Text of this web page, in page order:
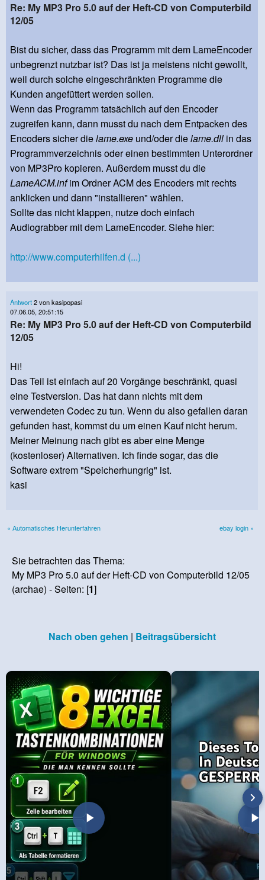
Re: My MP3 Pro 5.0 auf der Heft-CD von Computerbild
12/05
Bist du sicher, dass das Programm mit dem LameEncoder
unbegrenzt nutzbar ist? Das ist ja meistens nicht gewollt,
weil durch solche eingeschränkten Programme die
Kunden angefüttert werden sollen.
Wenn das Programm tatsächlich auf den Encoder
zugreifen kann, dann musst du nach dem Entpacken des
Encoders sicher dielame.exe und/oder dielame.dll in das
Programmverzeichnis oder einen bestimmten Unterordner
von MP3Pro kopieren. Außerdem musst du die
LameACM.infim Ordner ACM des Encoders mit rechts
anklicken und dann "installieren" wählen.
Sollte das nicht klappen, nutze doch einfach
Audiograbber mit dem LameEncoder. Siehe hier:
http://www.computerhilfen.d (...)
Antwort2 von kasipopasi
07.06.05, 20:51:15
Re: My MP3 Pro 5.0 auf der Heft-CD von Computerbild
12/05
Hi!
Das Teil ist einfach auf 20 Vorgänge beschränkt, quasi
eine Testversion. Das hat dann nichts mit dem
verwendeten Codec zu tun. Wenn du also gefallen daran
gefunden hast, kommst du um einen Kauf nicht herum.
Meiner Meinung nach gibt es aber eine Menge
(kostenloser) Alternativen. Ich finde sogar, das die
Software extrem "Speicherhungrig" ist.
kasi
« Automatisches Herunterfahren ebay login »
Sie betrachten das Thema:
My MP3 Pro 5.0 auf der Heft-CD von Computerbild 12/05
(archae) - Seiten: [1]
Nach oben gehen | Beitragsübersicht